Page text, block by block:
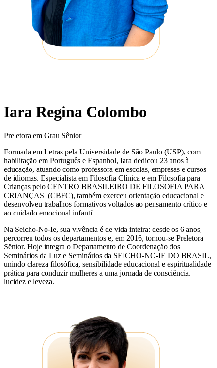
Iara Regina Colombo
Preletora em Grau Sênior
Formada em Letras pela Universidade de São Paulo (USP), com
habilitação em Português e Espanhol, Iara dedicou 23 anos à
educação, atuando como professora em escolas, empresas e cursos
de idiomas. Especialista em Filosofia Clínica e em Filosofia para
Crianças pelo CENTRO BRASILEIRO DE FILOSOFIA PARA
CRIANÇAS (CBFC), também exerceu orientação educacional e
desenvolveu trabalhos formativos voltados ao pensamento crítico e
ao cuidado emocional infantil.
Na Seicho-No-Ie, sua vivência é de vida inteira: desde os 6 anos,
percorreu todos os departamentos e, em 2016, tornou-se Preletora
Sênior. Hoje integra o Departamento de Coordenação dos
Seminários da Luz e Seminários da SEICHO-NO-IE DO BRASIL,
unindo clareza filosófica, sensibilidade educacional e espiritualidade
prática para conduzir mulheres a uma jornada de consciência,
lucidez e leveza.